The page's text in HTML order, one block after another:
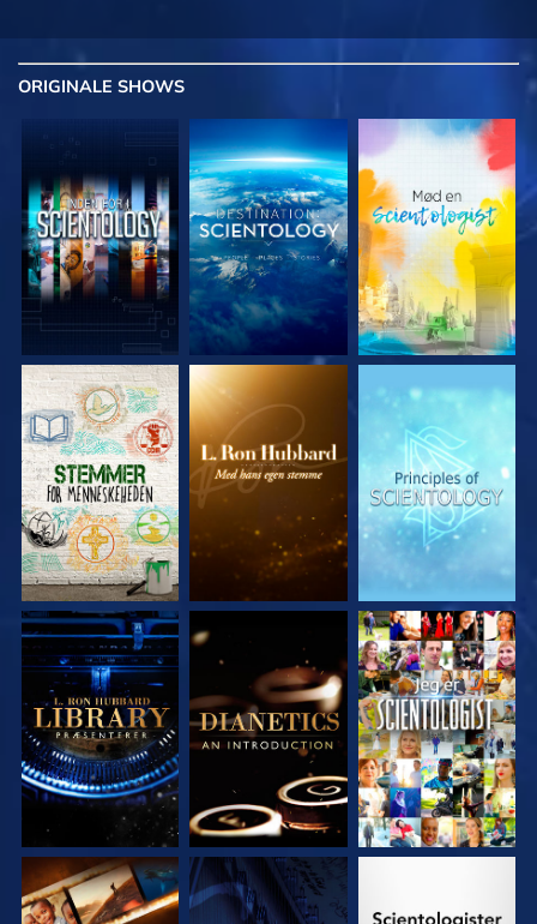
ORIGINALE SHOWS
UDFORSK SERIEN UDFORSK SERIEN UDFORSK SERIEN
UDFORSK SERIEN UDFORSK SERIEN SE